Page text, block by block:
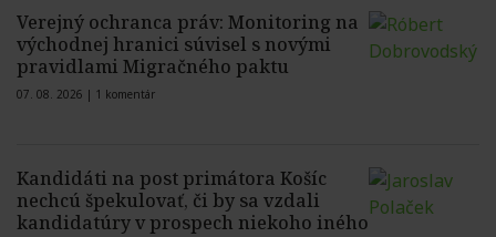
Verejný ochranca práv: Monitoring na
východnej hranici súvisel s novými
pravidlami Migračného paktu
07. 08. 2026 | 1 komentár
Kandidáti na post primátora Košíc
nechcú špekulovať, či by sa vzdali
kandidatúry v prospech niekoho iného